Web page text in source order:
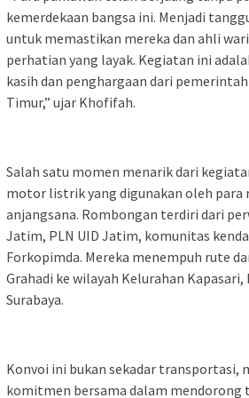
kemerdekaan bangsa ini. Menjadi
untuk memastikan mereka dan ahli
perhatian yang layak. Kegiatan ini
kasih dan penghargaan dari
Timur,” ujar Khofifah.
Salah satu momen menarik dari
motor listrik yang digunakan oleh para
anjangsana. Rombongan terdiri dari
Jatim, PLN UID Jatim, komunitas
Forkopimda. Mereka menempuh rute
Grahadi ke wilayah Kelurahan
Surabaya.
Konvoi ini bukan sekadar transportasi,
komitmen bersama dalam mendorong